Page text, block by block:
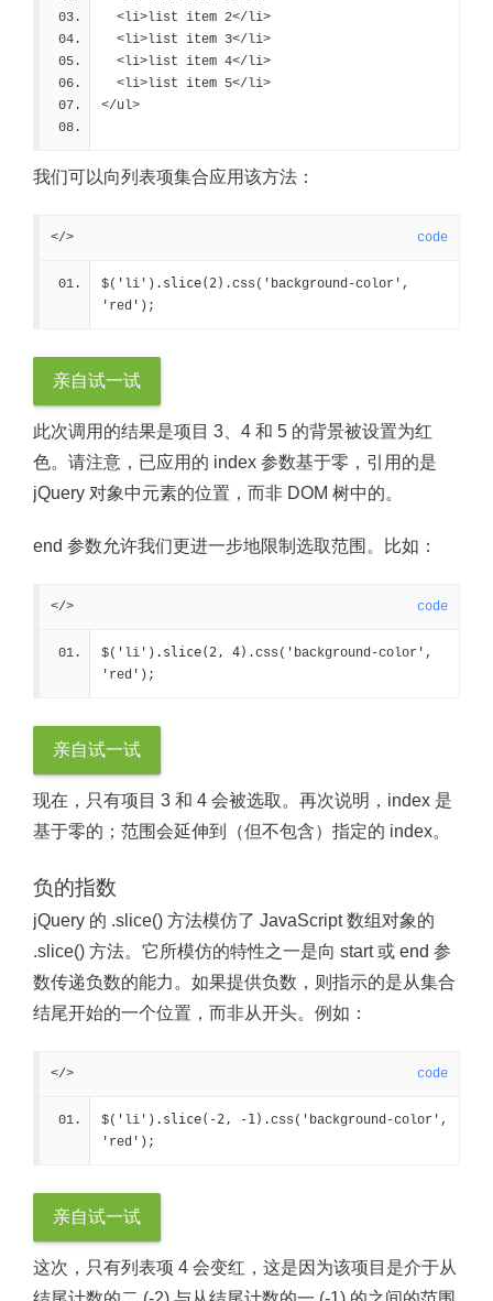
  <li>list item 2</li>
  <li>list item 3</li>
  <li>list item 4</li>
  <li>list item 5</li>
</ul>
我们可以向列表项集合应用该方法：
</> code
$('li') .slice(2) .css('background-color',
'red');
亲自试一试
此次调用的结果是项目 3、4 和 5 的背景被设置为红
色。请注意，已应用的 index 参数基于零，引用的是
jQuery 对象中元素的位置，而非 DOM 树中的。
end 参数允许我们更进一步地限制选取范围。比如：
</> code
$('li') .slice(2, 4) .css('background-color',
'red');
亲自试一试
现在，只有项目 3 和 4 会被选取。再次说明，index 是
基于零的；范围会延伸到（但不包含）指定的 index。
负的指数
jQuery 的 .slice() 方法模仿了 JavaScript 数组对象的
.slice() 方法。它所模仿的特性之一是向 start 或 end 参
数传递负数的能力。如果提供负数，则指示的是从集合
结尾开始的一个位置，而非从开头。例如：
</> code
$('li') .slice(-2, -1) .css('background-color',
'red');
亲自试一试
这次，只有列表项 4 会变红，这是因为该项目是介于从